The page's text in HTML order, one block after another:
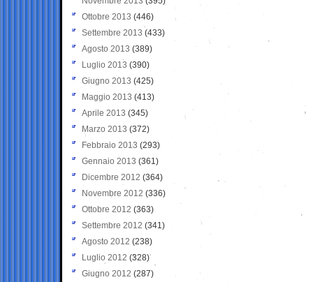
Ottobre 2013 (446)
Settembre 2013 (433)
Agosto 2013 (389)
Luglio 2013 (390)
Giugno 2013 (425)
Maggio 2013 (413)
Aprile 2013 (345)
Marzo 2013 (372)
Febbraio 2013 (293)
Gennaio 2013 (361)
Dicembre 2012 (364)
Novembre 2012 (336)
Ottobre 2012 (363)
Settembre 2012 (341)
Agosto 2012 (238)
Luglio 2012 (328)
Giugno 2012 (287)